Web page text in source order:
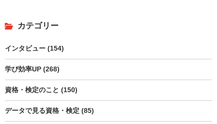
カテゴリー
インタビュー (154)
学び効率UP (268)
資格・検定のこと (150)
データで見る資格・検定 (85)